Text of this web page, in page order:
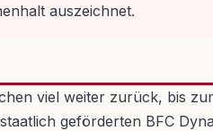
auszeichnet.
viel weiter zurück, bis
geförderten BFC